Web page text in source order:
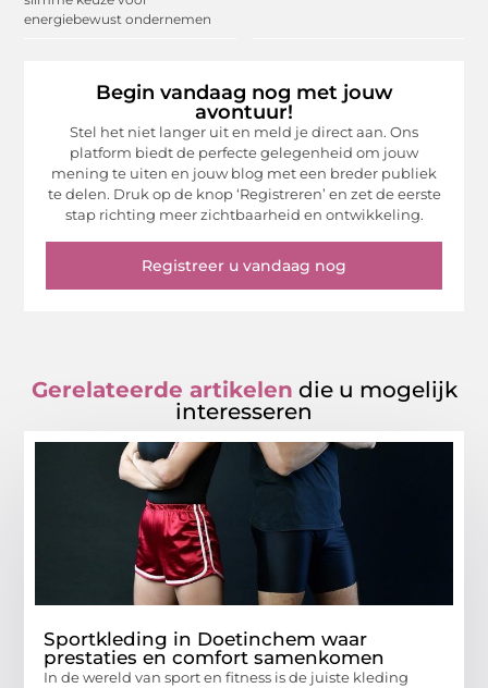
energiebewust ondernemen
Begin vandaag nog met jouw
avontuur!
Stel het niet langer uit en meld je direct aan. Ons
platform biedt de perfecte gelegenheid om jouw
mening te uiten en jouw blog met een breder publiek
te delen. Druk op de knop ‘Registreren’ en zet de eerste
stap richting meer zichtbaarheid en ontwikkeling.
Registreer u vandaag nog
Gerelateerde artikelen die u mogelijk
interesseren
Sportkleding in Doetinchem waar
prestaties en comfort samenkomen
In de wereld van sport en fitness is de juiste kleding